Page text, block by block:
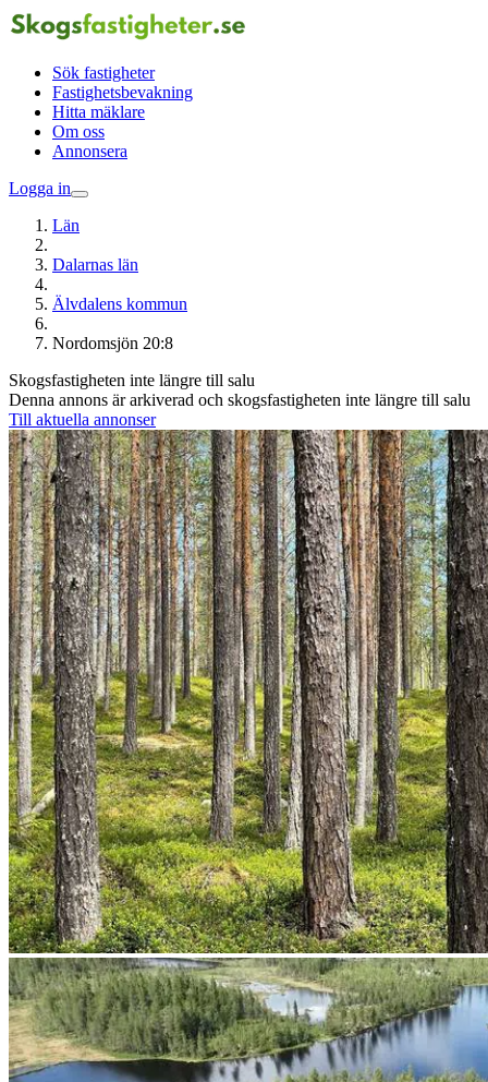
Sök fastigheter
Fastighetsbevakning
Hitta mäklare
Om oss
Annonsera
Logga in
Län
Dalarnas län
Älvdalens kommun
Nordomsjön 20:8
Skogsfastigheten inte längre till salu
Denna annons är arkiverad och skogsfastigheten inte längre till salu
Till aktuella annonser